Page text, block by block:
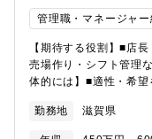
管理職・マネージャー
【期待する役割】■店
売場作り・シフト管理
体的には】■適性・希
うなレイアウトの考案
経営に関する幅広い業
勤務地 滋賀県